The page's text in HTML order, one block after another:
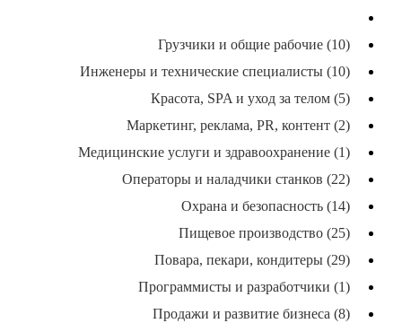
Грузчики и общие рабочие (10)
Инженеры и технические специалисты (10)
Красота, SPA и уход за телом (5)
Маркетинг, реклама, PR, контент (2)
Медицинские услуги и здравоохранение (1)
Операторы и наладчики станков (22)
Охрана и безопасность (14)
Пищевое производство (25)
Повара, пекари, кондитеры (29)
Программисты и разработчики (1)
Продажи и развитие бизнеса (8)